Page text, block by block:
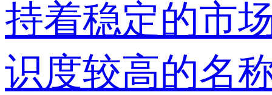
持着稳定的市
识度较高的名